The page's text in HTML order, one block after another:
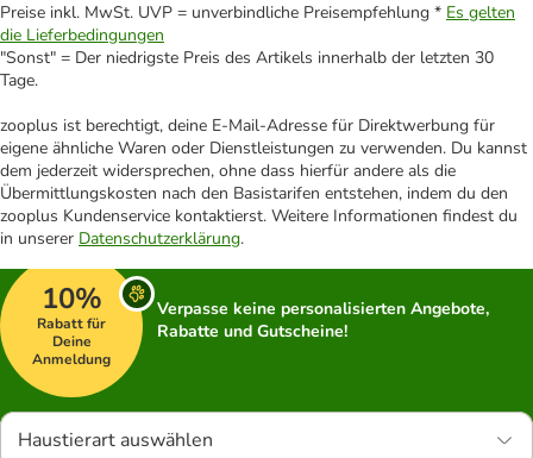
Preise inkl. MwSt. UVP = unverbindliche Preisempfehlung * Es gelten
die Lieferbedingungen
"Sonst" = Der niedrigste Preis des Artikels innerhalb der letzten 30
Tage.
zooplus ist berechtigt, deine E-Mail-Adresse für Direktwerbung für
eigene ähnliche Waren oder Dienstleistungen zu verwenden. Du kannst
dem jederzeit widersprechen, ohne dass hierfür andere als die
Übermittlungskosten nach den Basistarifen entstehen, indem du den
zooplus Kundenservice kontaktierst. Weitere Informationen findest du
in unserer Datenschutzerklärung.
10%
Rabatt für
Deine
Anmeldung
Verpasse keine personalisierten Angebote,
Rabatte und Gutscheine!
Haustierart auswählen